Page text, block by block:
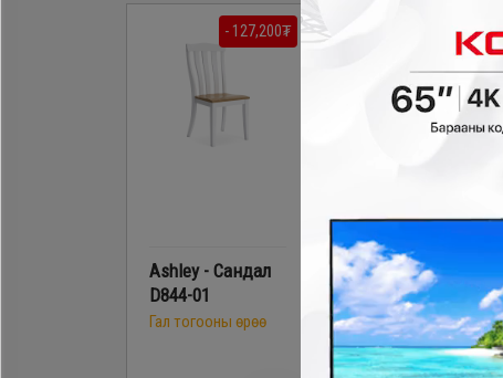
- 127,200₮
Ashley - Сандал
D844-01
Гал тогооны өрөө
- 121,800₮
Ashley - Сандал
D580-02
Гал тогооны өрөө